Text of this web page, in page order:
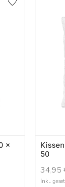
x
50
34,95
Inkl.